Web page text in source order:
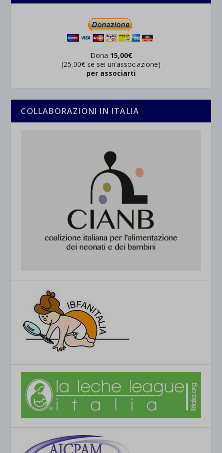
Dona 15,00€
(25,00€ se sei un’associazione)
per associarti
COLLABORAZIONI IN ITALIA